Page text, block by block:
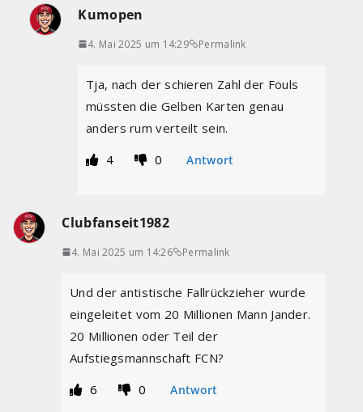
Kumopen
4. Mai 2025 um 14:29 Permalink
Tja, nach der schieren Zahl der Fouls
müssten die Gelben Karten genau
anders rum verteilt sein.
4
0 Antwort
Clubfanseit1982
4. Mai 2025 um 14:26 Permalink
Und der antistische Fallrückzieher wurde
eingeleitet vom 20 Millionen Mann Jander.
20 Millionen oder Teil der
Aufstiegsmannschaft FCN?
6
0 Antwort